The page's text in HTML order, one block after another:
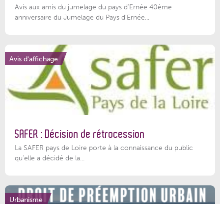
Avis aux amis du jumelage du pays d'Ernée 40ème
anniversaire du Jumelage du Pays d'Ernée...
Avis d'affichage
SAFER : Décision de rétrocession
La SAFER pays de Loire porte à la connaissance du public
qu’elle a décidé de la...
Urbanisme